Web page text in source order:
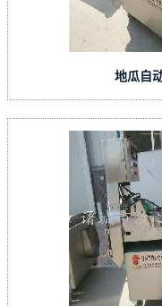
地瓜自